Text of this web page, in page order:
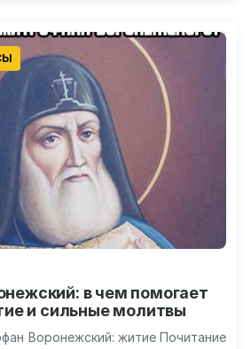
в чем помогает
и сильные молитвы
Воронежский: житие Почитание